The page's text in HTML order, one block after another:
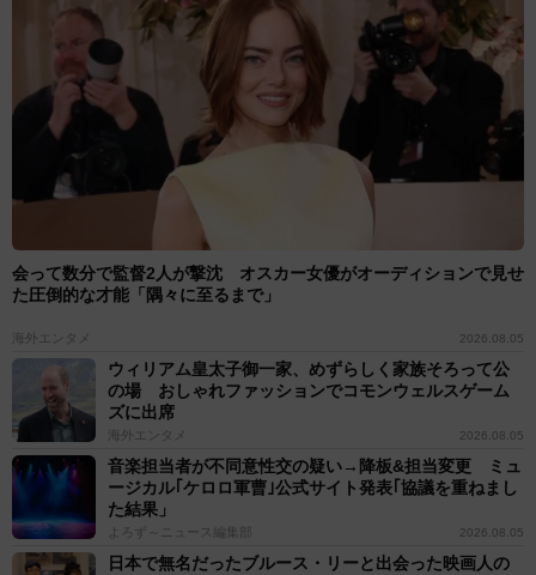
会って数分で監督2人が撃沈 オスカー女優がオーディションで見せ
た圧倒的な才能「隅々に至るまで」
海外エンタメ 2026.08.05
ウィリアム皇太子御一家、めずらしく家族そろって公
の場 おしゃれファッションでコモンウェルスゲーム
ズに出席
海外エンタメ 2026.08.05
音楽担当者が不同意性交の疑い→降板&担当変更 ミュ
ージカル｢ケロロ軍曹｣公式サイト発表｢協議を重ねまし
た結果」
よろず～ニュース編集部 2026.08.05
日本で無名だったブルース・リーと出会った映画人の